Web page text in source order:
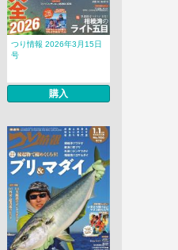
つり情報 2026年3月15日
号
購入